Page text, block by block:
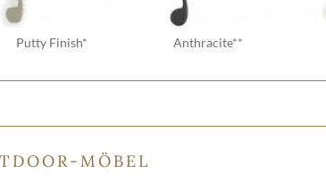
Putty Finish* Anthracite**
MÖBEL